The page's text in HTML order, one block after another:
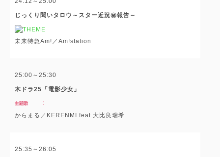
じっくり聞いタロウ～スター近況㊙報告～
未来特急Am!／Am!station
25:00～25:30
木ドラ25「電影少女」
からまる／KERENMI feat.大比良瑞希
25:35～26:05